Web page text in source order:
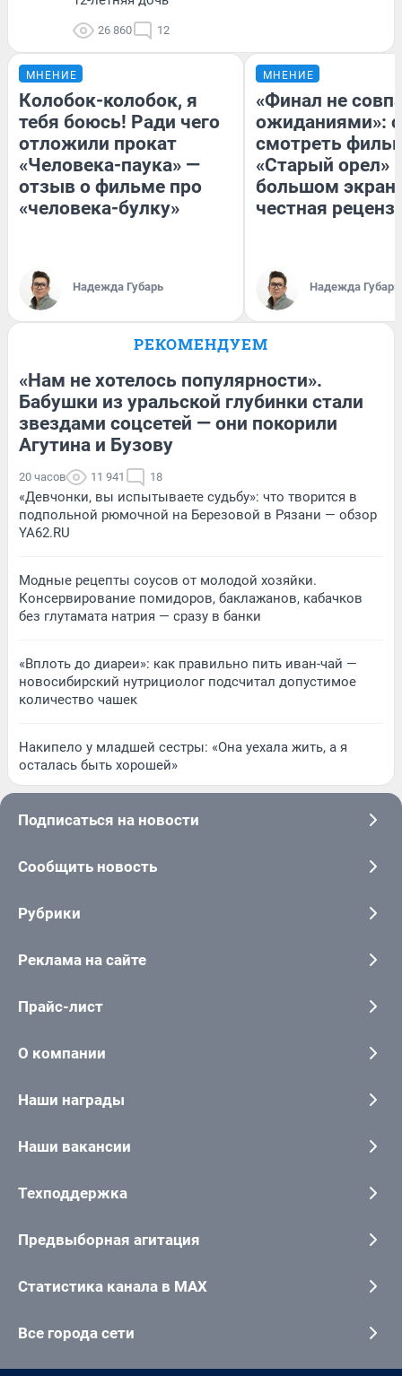
26 860 12
МНЕНИЕ
Колобок-колобок, я
тебя боюсь! Ради чего
отложили прокат
«Человека-паука» —
отзыв о фильме про
«человека-булку»
Надежда Губарь
МНЕНИЕ
«Финал не
ожиданиями»:
смотреть
«Старый орел»
большом
честная
Надежда Губарь
РЕКОМЕНДУЕМ
«Нам не хотелось популярности».
Бабушки из уральской глубинки стали
звездами соцсетей — они покорили
Агутина и Бузову
20 часов 11 941 18
«Девчонки, вы испытываете судьбу»: что творится в
подпольной рюмочной на Березовой в Рязани — обзор
YA62.RU
Модные рецепты соусов от молодой хозяйки.
Консервирование помидоров, баклажанов, кабачков
без глутамата натрия — сразу в банки
«Вплоть до диареи»: как правильно пить иван-чай —
новосибирский нутрициолог подсчитал допустимое
количество чашек
Накипело у младшей сестры: «Она уехала жить, а я
осталась быть хорошей»
Подписаться на новости
Сообщить новость
Рубрики
Реклама на сайте
Прайс-лист
О компании
Наши награды
Наши вакансии
Техподдержка
Предвыборная агитация
Статистика канала в MAX
Все города сети